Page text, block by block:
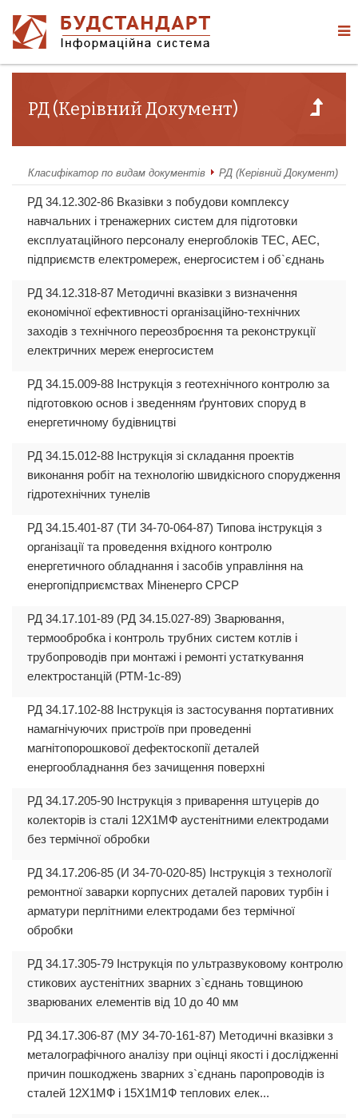
РД (Керівний Документ)
Класифікатор по видам документів РД (Керівний Документ)
РД 34.12.302-86 Вказівки з побудови комплексу
навчальних і тренажерних систем для підготовки
експлуатаційного персоналу енергоблоків ТЕС, АЕС,
підприємств електромереж, енергосистем і об`єднань
РД 34.12.318-87 Методичні вказівки з визначення
економічної ефективності організаційно-технічних
заходів з технічного переозброєння та реконструкції
електричних мереж енергосистем
РД 34.15.009-88 Інструкція з геотехнічного контролю за
підготовкою основ і зведенням ґрунтових споруд в
енергетичному будівництві
РД 34.15.012-88 Інструкція зі складання проектів
виконання робіт на технологію швидкісного спорудження
гідротехнічних тунелів
РД 34.15.401-87 (ТИ 34-70-064-87) Типова інструкція з
організації та проведення вхідного контролю
енергетичного обладнання і засобів управління на
енергопідприємствах Міненерго СРСР
РД 34.17.101-89 (РД 34.15.027-89) Зварювання,
термообробка і контроль трубних систем котлів і
трубопроводів при монтажі і ремонті устаткування
електростанцій (РТМ-1с-89)
РД 34.17.102-88 Інструкція із застосування портативних
намагнічуючих пристроїв при проведенні
магнітопорошкової дефектоскопії деталей
енергообладнання без зачищення поверхні
РД 34.17.205-90 Інструкція з приварення штуцерів до
колекторів із сталі 12Х1МФ аустенітними електродами
без термічної обробки
РД 34.17.206-85 (И 34-70-020-85) Інструкція з технології
ремонтної заварки корпусних деталей парових турбін і
арматури перлітними електродами без термічної
обробки
РД 34.17.305-79 Інструкція по ультразвуковому контролю
стикових аустенітних зварних з`єднань товщиною
зварюваних елементів від 10 до 40 мм
РД 34.17.306-87 (МУ 34-70-161-87) Методичні вказівки з
металографічного аналізу при оцінці якості і дослідженні
причин пошкоджень зварних з`єднань паропроводів із
сталей 12X1МФ і 15Х1М1Ф теплових елек...